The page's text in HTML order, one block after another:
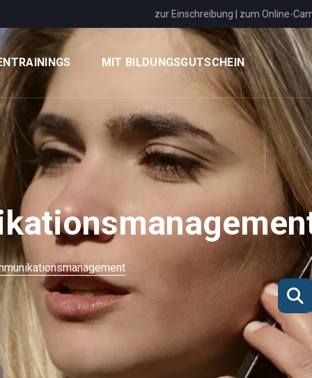
zur Einschreibung zum Online-
MIT BILDUNGSGUTSCHEIN